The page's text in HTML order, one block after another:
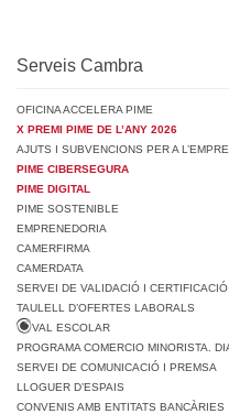
Serveis Cambra
OFICINA ACCELERA PIME
X PREMI PIME DE L’ANY 2026
AJUTS I SUBVENCIONS PER A
PIME CIBERSEGURA
PIME DIGITAL
PIME SOSTENIBLE
EMPRENEDORIA
CAMERFIRMA
CAMERDATA
SERVEI DE VALIDACIÓ I
TAULELL D’OFERTES LABORALS
VAL ESCOLAR
PROGRAMA COMERCIO MINORISTA.
SERVEI DE COMUNICACIÓ I PREMSA
LLOGUER D’ESPAIS
CONVENIS AMB ENTITATS BANCÀRIES